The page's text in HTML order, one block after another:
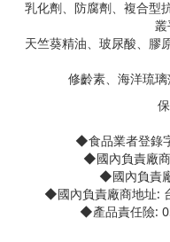
乳化劑、防腐劑、複合型
叢
天竺葵精油、玻尿酸、膠
修齡素、海洋琉
◆食品業者登錄
◆國內負責廠
◆國內負責
◆國內負責廠商地址:
◆產品責任險: